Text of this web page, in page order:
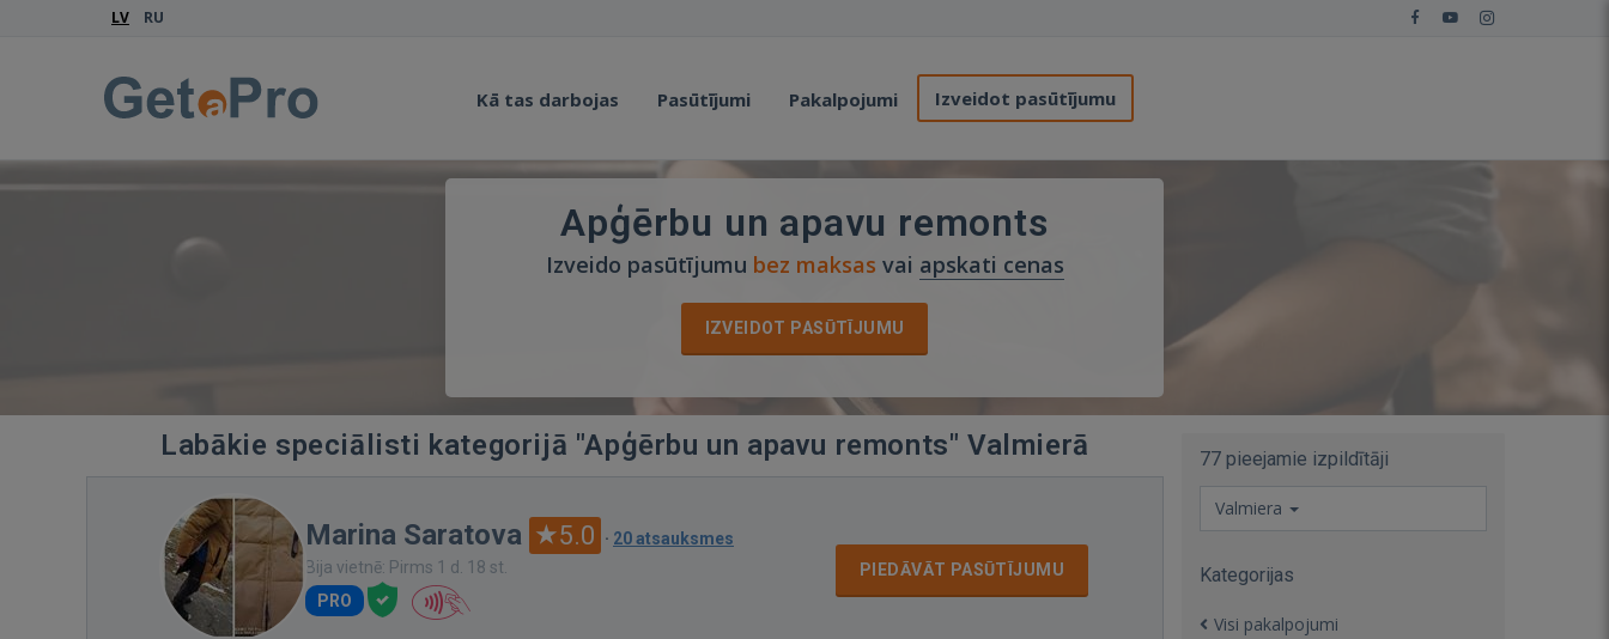
LV RU
Kā tas darbojas Pasūtījumi Pakalpojumi Izveidot pasūtījumu
Apģērbu un apavu remonts
Izveido pasūtījumu bez maksas vai apskati cenas
IZVEIDOT PASŪTĪJUMU
Labākie speciālisti kategorijā "Apģērbu un apavu remonts" Valmierā
Marina Saratova 5.0 · 20 atsauksmes
Bija vietnē: Pirms 1 d. 18 st.
PRO
PIEDĀVĀT PASŪTĪJUMU
77 pieejamie izpildītāji
Valmiera
Kategorijas
Visi pakalpojumi